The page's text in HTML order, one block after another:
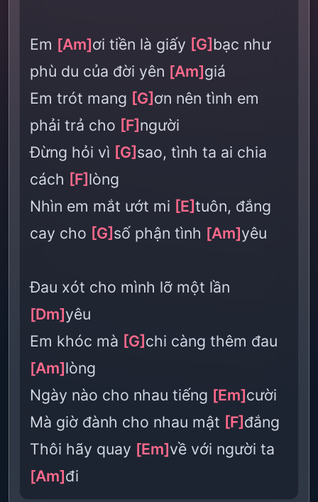
Em [Am]ơi tiền là giấy [G]bạc như
phù du của đời yên [Am]giá
Em trót mang [G]ơn nên tình em
phải trả cho [F]người
Đừng hỏi vì [G]sao, tình ta ai chia
cách [F]lòng
Nhìn em mắt ướt mi [E]tuôn, đắng
cay cho [G]số phận tình [Am]yêu
Đau xót cho mình lỡ một lần
[Dm]yêu
Em khóc mà [G]chi càng thêm đau
[Am]lòng
Ngày nào cho nhau tiếng [Em]cười
Mà giờ đành cho nhau mật [F]đắng
Thôi hãy quay [Em]về với người ta
[Am]đi